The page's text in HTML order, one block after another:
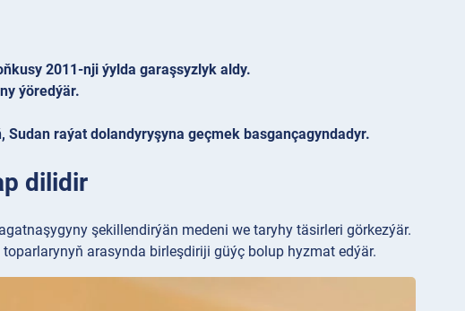
2011-nji ýylda garaşsyzlyk aldy.
ýöredýär.
raýat dolandyryşyna geçmek basgançagyndadyr.
dilidir
şekillendirýän medeni we taryhy täsirleri görkezýär.
arasynda birleşdiriji güýç bolup hyzmat edýär.